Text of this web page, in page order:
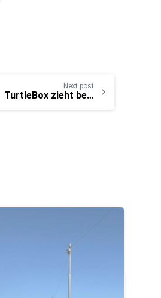
Next post
TurtleBox zieht beim Umzugsteam ein